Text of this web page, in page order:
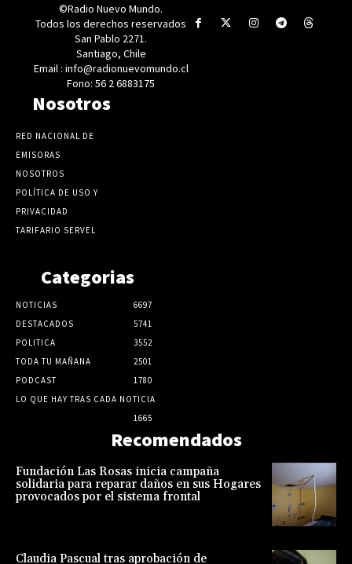
©Radio Nuevo Mundo.
Todos los derechos reservados
San Pablo 2271.
Santiago, Chile
Email : info@radionuevomundo.cl
Fono: 56 2 6883175
Nosotros
RED NACIONAL DE
EMISORAS
NOSOTROS
POLÍTICA DE USO Y
PRIVACIDAD
TARIFARIO SERVEL
Categorias
NOTICIAS
6697
DESTACADOS
5741
POLITICA
3552
TODA TU MAÑANA
2501
PODCAST
1780
LO QUE HAY TRAS CADA NOTICIA
1665
Recomendados
Fundación Las Rosas inicia campaña
solidaria para reparar daños en sus Hogares
provocados por el sistema frontal
Claudia Pascual tras aprobación de